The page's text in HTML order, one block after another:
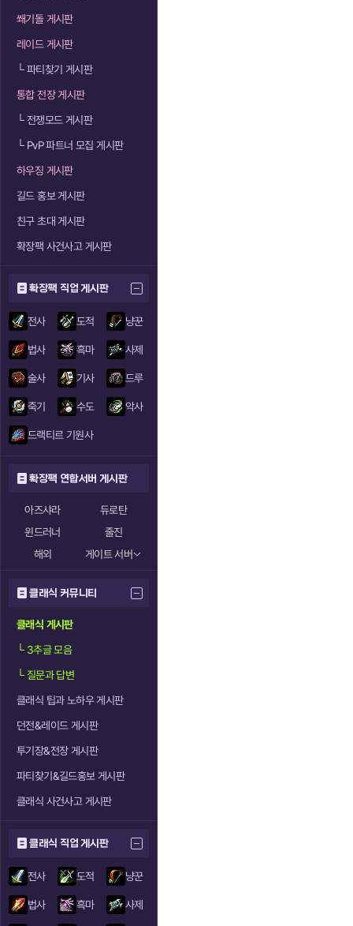
쐐기돌 게시판
레이드 게시판
└파티찾기 게시판
통합 전장 게시판
└전쟁모드 게시판
└PvP 파트너 모집 게시판
하우징 게시판
길드 홍보 게시판
친구 초대 게시판
확장팩 사건사고 게시판
확장팩 직업 게시판
전사 도적 냥꾼
법사 흑마 사제
술사 기사 드루
죽기 수도 악사
드랙티르 기원사
확장팩 연합서버 게시판
아즈샤라
듀로탄
윈드러너
줄진
해외
게이트 서버
클래식 커뮤니티
클래식 게시판
└3추글 모음
└질문과 답변
클래식 팁과 노하우 게시판
던전&레이드 게시판
투기장&전장 게시판
파티찾기&길드홍보 게시판
클래식 사건사고 게시판
클래식 직업 게시판
전사 도적 냥꾼
법사 흑마 사제